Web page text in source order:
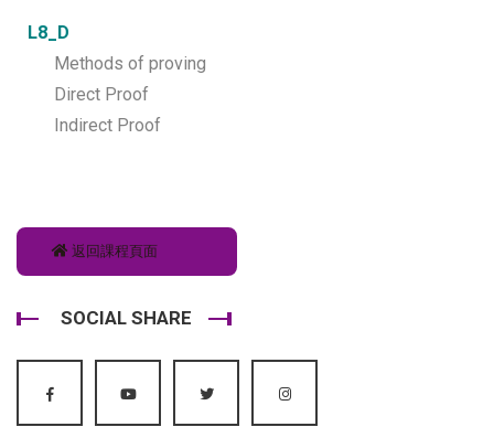
L8_D
Methods of proving
Direct Proof
Indirect Proof
返回課程頁面
SOCIAL SHARE